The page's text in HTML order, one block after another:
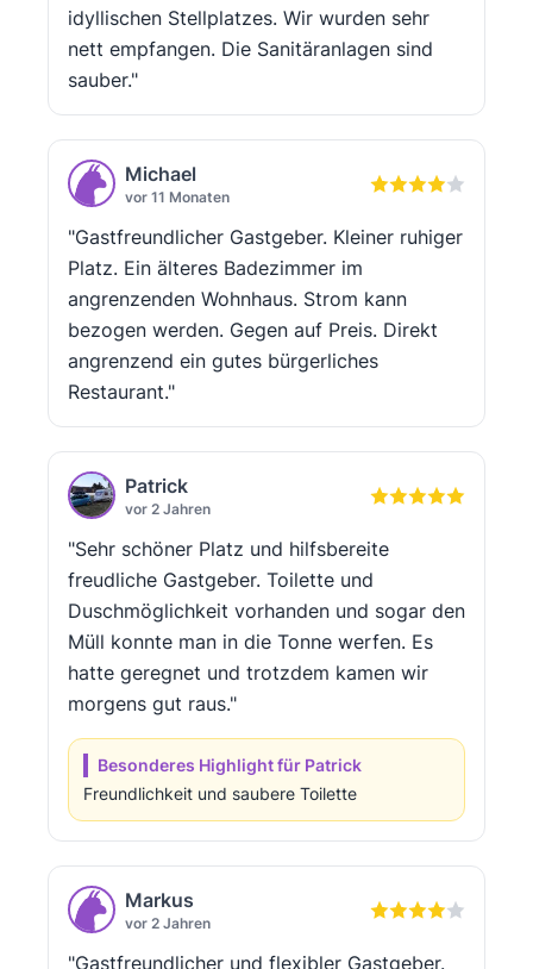
idyllischen Stellplatzes. Wir wurden sehr
nett empfangen. Die Sanitäranlagen sind
sauber."
Michael
vor 11 Monaten
"Gastfreundlicher Gastgeber. Kleiner ruhiger
Platz. Ein älteres Badezimmer im
angrenzenden Wohnhaus. Strom kann
bezogen werden. Gegen auf Preis. Direkt
angrenzend ein gutes bürgerliches
Restaurant."
Patrick
vor 2 Jahren
"Sehr schöner Platz und hilfsbereite
freudliche Gastgeber. Toilette und
Duschmöglichkeit vorhanden und sogar den
Müll konnte man in die Tonne werfen. Es
hatte geregnet und trotzdem kamen wir
morgens gut raus."
Besonderes Highlight für Patrick
Freundlichkeit und saubere Toilette
Markus
vor 2 Jahren
"Gastfreundlicher und flexibler Gastgeber.